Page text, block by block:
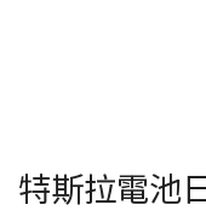
特斯拉電池